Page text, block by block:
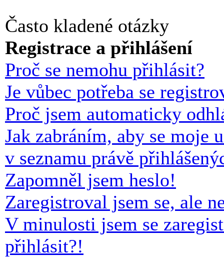
Často kladené otázky
Registrace a přihlášení
Proč se nemohu přihlásit?
Je vůbec potřeba se
Proč jsem automaticky
Jak zabráním, aby se moje
v seznamu právě
Zapomněl jsem heslo!
Zaregistroval jsem se, ale
V minulosti jsem se
přihlásit?!